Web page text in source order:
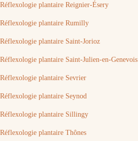
Réflexologie plantaire Reignier-Ésery
Réflexologie plantaire Rumilly
Réflexologie plantaire Saint-Jorioz
Réflexologie plantaire Saint-Julien-en-Genevois
Réflexologie plantaire Sevrier
Réflexologie plantaire Seynod
Réflexologie plantaire Sillingy
Réflexologie plantaire Thônes